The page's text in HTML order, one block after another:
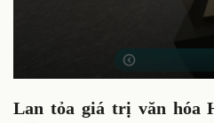
Lan tỏa giá trị văn hóa